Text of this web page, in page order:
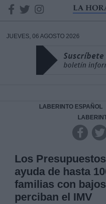
JUEVES, 06 AGOSTO 2026
LABERINTO ESPAÑOL
Los
ayuda de hasta
familias con
perciban el IMV
DATOS
Responsable:
Legitimación:
Destinatarios: